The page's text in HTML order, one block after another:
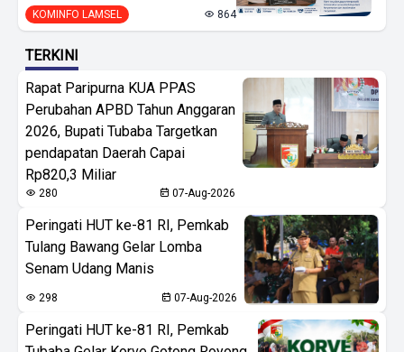
KOMINFO LAMSEL 864
TERKINI
Rapat Paripurna KUA PPAS
Perubahan APBD Tahun Anggaran
2026, Bupati Tubaba Targetkan
pendapatan Daerah Capai
Rp820,3 Miliar
280 07-Aug-2026
Peringati HUT ke-81 RI, Pemkab
Tulang Bawang Gelar Lomba
Senam Udang Manis
298 07-Aug-2026
Peringati HUT ke-81 RI, Pemkab